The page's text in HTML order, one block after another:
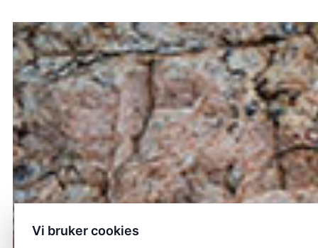
Vi bruker cookies